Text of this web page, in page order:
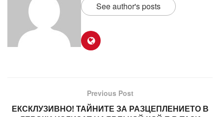
See author's posts
Previous Post
ЕКСКЛУЗИВНО! ТАЙНИТЕ ЗА РАЗЦЕПЛЕНИЕТО В